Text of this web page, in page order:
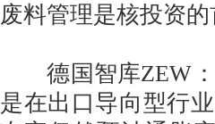
废料管理是核投资的
德国智库ZEW：
是在出口导向型行